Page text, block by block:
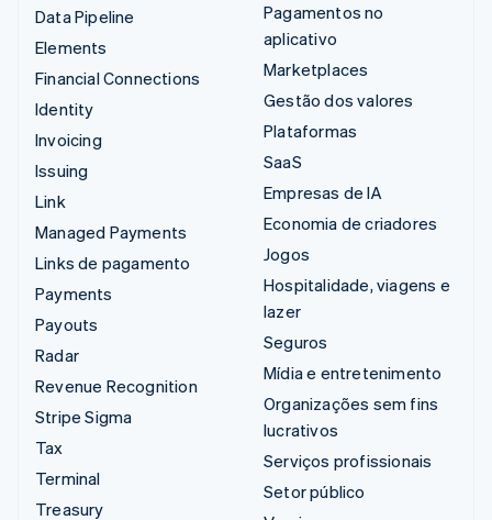
Data Pipeline
Elements
Financial Connections
Identity
Invoicing
Issuing
Link
Managed Payments
Links de pagamento
Payments
Payouts
Radar
Revenue Recognition
Stripe Sigma
Tax
Terminal
Treasury
Pagamentos no
aplicativo
Marketplaces
Gestão dos valores
Plataformas
SaaS
Empresas de IA
Economia de criadores
Jogos
Hospitalidade, viagens e
lazer
Seguros
Mídia e entretenimento
Organizações sem fins
lucrativos
Serviços profissionais
Setor público